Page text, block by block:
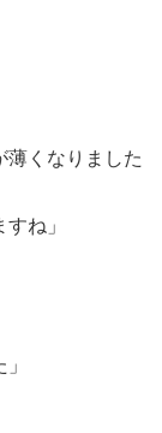
薄くなりました
ね」